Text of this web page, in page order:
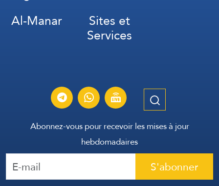
Al-Manar Sites et
Services
Abonnez-vous pour recevoir les mises à jour
hebdomadaires
S'abonner